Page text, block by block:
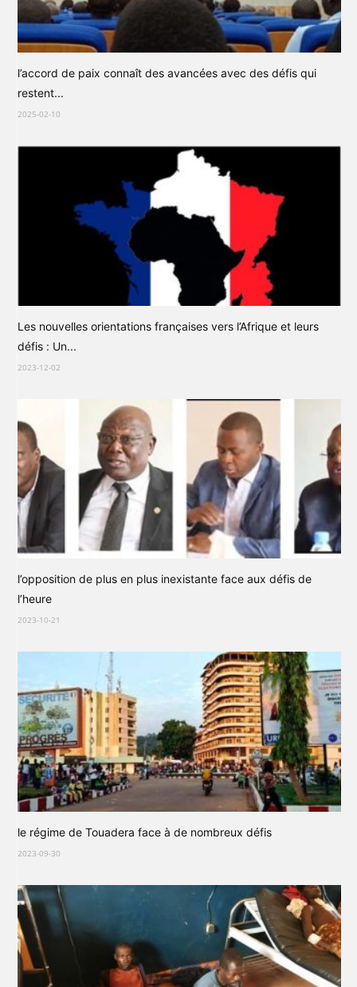
l’accord de paix connaît des avancées avec des défis qui
restent...
2025-02-10
Les nouvelles orientations françaises vers l’Afrique et leurs
défis : Un...
2023-12-02
l’opposition de plus en plus inexistante face aux défis de
l’heure
2023-10-21
le régime de Touadera face à de nombreux défis
2023-09-30